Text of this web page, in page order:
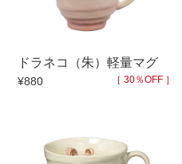
ドラネコ（朱）軽量マグ
¥880 ［ 30％OFF ］